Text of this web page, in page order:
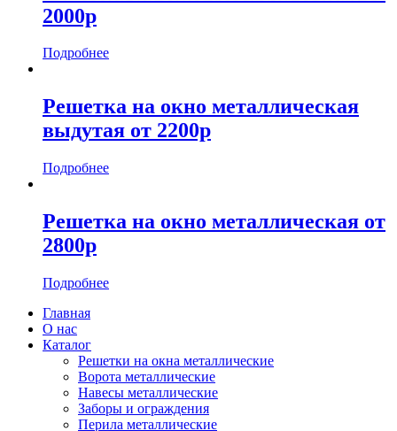
2000р
Подробнее
Решетка на окно металлическая
выдутая от 2200р
Подробнее
Решетка на окно металлическая от
2800р
Подробнее
Главная
О нас
Каталог
Решетки на окна металлические
Ворота металлические
Навесы металлические
Заборы и ограждения
Перила металлические